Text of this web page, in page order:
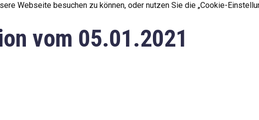
vom 05.01.2021
Webseite besuchen zu können, oder nutzen Sie die „Cookie-